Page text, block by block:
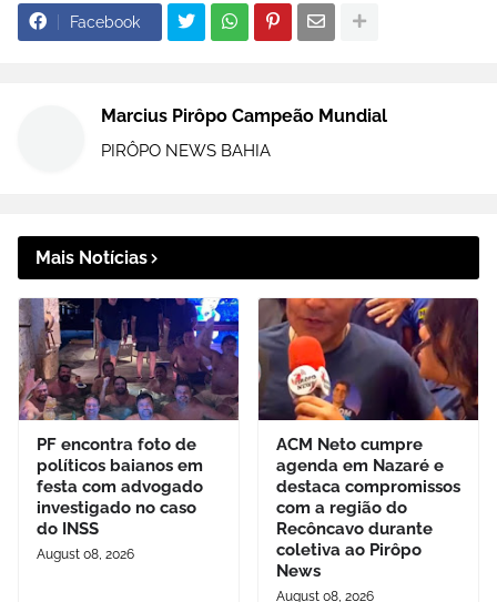
Facebook
Marcius Pirôpo Campeão Mundial
PIRÔPO NEWS BAHIA
Mais Notícias
PF encontra foto de
políticos baianos em
festa com advogado
investigado no caso
do INSS
August 08, 2026
ACM Neto cumpre
agenda em Nazaré e
destaca compromissos
com a região do
Recôncavo durante
coletiva ao Pirôpo
News
August 08, 2026